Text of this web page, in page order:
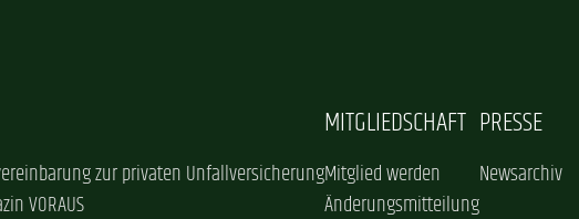
zur privaten Unfallversicherung
VORAUS
MITGLIEDSCHAFT
Mitglied werden
Änderungsmitteilung
PRESSE
Newsarchiv